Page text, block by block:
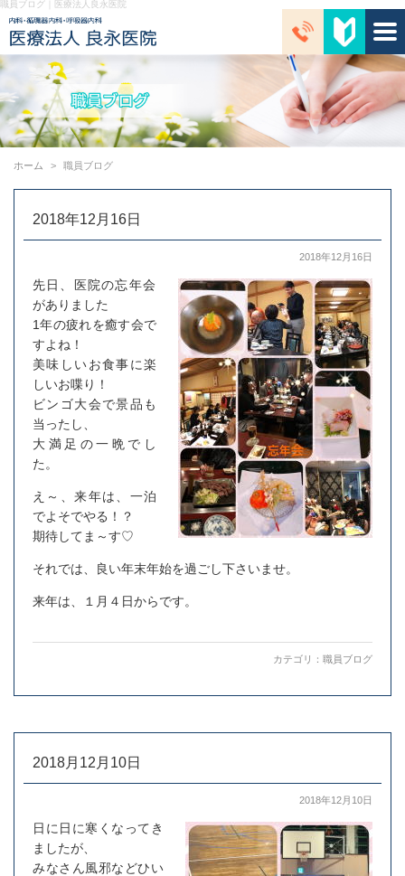
職員ブログ｜医療法人良永医院
ホーム 職員ブログ
2018年12月16日
2018年12月16日
先日、医院の忘年会
がありました
1年の疲れを癒す会で
すよね！
美味しいお食事に楽
しいお喋り！
ビンゴ大会で景品も
当ったし、
大満足の一晩でし
た。
え～、来年は、一泊
でよそでやる！？
期待してま～す♡
それでは、良い年末年始を過ごし下さいませ。
来年は、１月４日からです。
カテゴリ： 職員ブログ
2018月12月10日
2018年12月10日
日に日に寒くなってき
ましたが、
みなさん風邪などひい